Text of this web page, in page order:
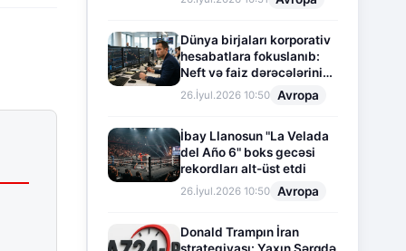
Dünya birjaları korporativ
hesabatlara fokuslanıb:
Neft və faiz dərəcələrinin
təsiri altında cari vəziyyət
26.İyul.2026 10:50 Avropa
İbay Llanosun "La Velada
del Año 6" boks gecəsi
rekordları alt-üst etdi
26.İyul.2026 10:50 Avropa
Donald Trampın İran